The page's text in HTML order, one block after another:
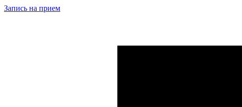
Запись на прием